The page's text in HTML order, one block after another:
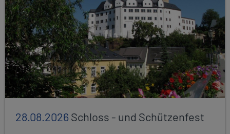
28.08.2026Schloss - und Schützenfest